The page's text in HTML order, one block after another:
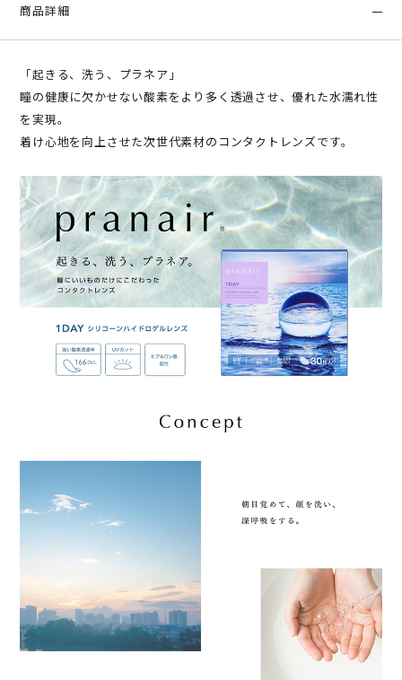
商品詳細
「起きる、洗う、プラネア」
瞳の健康に欠かせない酸素をより多く透過させ、優れた水濡れ性
を実現。
着け心地を向上させた次世代素材のコンタクトレンズです。